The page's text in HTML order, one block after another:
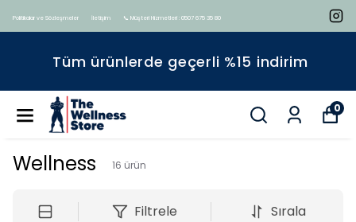
Politikalar ve Sözleşmeler İletişim 📞 Müşteri Hizmetleri : 0507 675 35 80
Tüm ürünlerde geçerli %15 indirim
0
Wellness 16 ürün
Filtrele Sırala